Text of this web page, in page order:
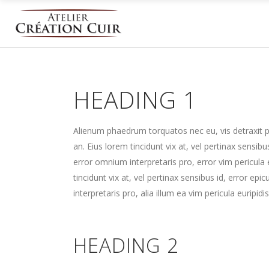
HEADING 1
Alienum phaedrum torquatos nec eu, vis detraxit
an. Eius lorem tincidunt vix at, vel pertinax
error omnium interpretaris pro, error vim pericula
tincidunt vix at, vel pertinax sensibus id, error
interpretaris pro, alia illum ea vim pericula euripidis
HEADING 2